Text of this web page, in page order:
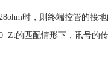
时，则终端控管的接
的匹配情形下，讯号的